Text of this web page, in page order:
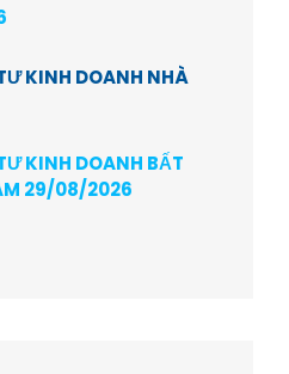
KINH DOANH NHÀ
KINH DOANH BẤT
29/08/2026